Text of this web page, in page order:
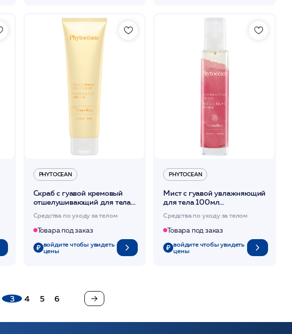
PHYTOCEAN
Скраб с гуавой кремовый
отшелушивающий для тела
150мл /PHYTOCEAN*
Средства по уходу за телом
Товара под заказ
войдите чтобы увидеть
цены
PHYTOCEAN
Мист с гуавой увлажняющий
для тела 100мл
/PHYTOCEAN*
Средства по уходу за телом
Товара под заказ
войдите чтобы увидеть
цены
3 4 5 6